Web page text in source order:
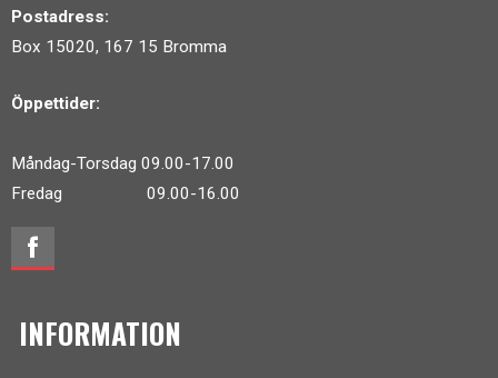
Postadress:
Box 15020, 167 15 Bromma
Öppettider:
Måndag-Torsdag 09.00-17.00
Fredag 09.00-16.00
INFORMATION